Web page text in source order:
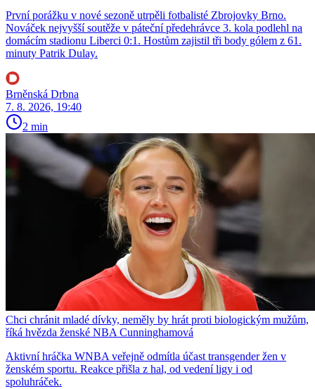
První porážku v nové sezoně utrpěli fotbalisté Zbrojovky Brno.
Nováček nejvyšší soutěže v páteční předehrávce 3. kola podlehl na
domácím stadionu Liberci 0:1. Hostům zajistil tři body gólem z 61.
minuty Patrik Dulay.
Brněnská Drbna
7. 8. 2026, 19:40
2 min
Chci chránit mladé dívky, neměly by hrát proti biologickým mužům,
říká hvězda ženské NBA Cunninghamová
Aktivní hráčka WNBA veřejně odmítla účast transgender žen v
ženském sportu. Reakce přišla z hal, od vedení ligy i od
spoluhráček.